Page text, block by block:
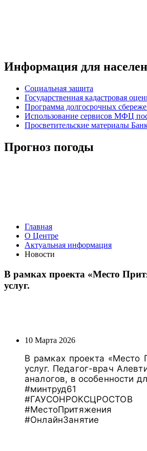
Информация для
Социальная защита
Государственная кадастровая
Программа долгосрочных
Использование сервисов МФЦ
Просветительские материалы
Прогноз погоды
Главная
О Центре
Актуальная информация
Новости
В рамках проекта «Место
услуг.
10 Марта 2026
В рамках проекта «Место
услуг. Педагог-врач
аналогов, в особенности
#минтруд61
#ГАУСОНРОКСЦРОСТОВ
#МестоПритяжения
#ОнлайнЗанятие